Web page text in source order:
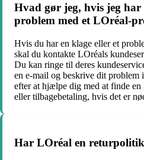
Hvad gør jeg, hvis jeg har
problem med et LOréal-
Hvis du har en klage eller et
skal du kontakte LOréals
Du kan ringe til deres
en e-mail og beskrive dit
efter at hjælpe dig med at finde en
eller tilbagebetaling, hvis det er
Har LOréal en